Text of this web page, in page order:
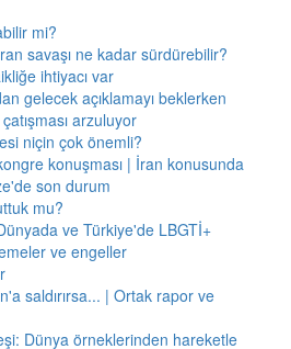
mi?
savaşı ne kadar sürdürebilir?
ihtiyacı var
gelecek açıklamayı beklerken
arzuluyor
niçin çok önemli?
konuşması | İran konusunda
son durum
mu?
ve Türkiye'de LBGTİ+
ve engeller
saldırırsa... | Ortak rapor ve
Dünya örneklerinden hareketle